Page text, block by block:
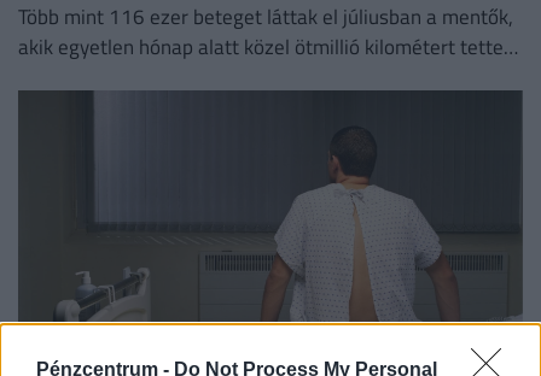
Pénzcentrum - Do Not Process My Personal
Több mint 116 ezer beteget láttak el júliusban a mentők,
akik egyetlen hónap alatt közel ötmillió kilométert tettek